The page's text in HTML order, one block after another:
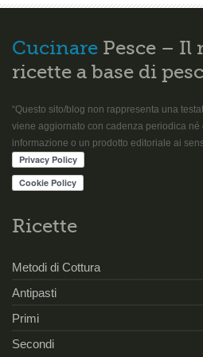
Cucinare Pesce –
ricette a base di
“Questo sito/blog non rappresenta una
viene aggiornato con cadenza periodica
informazione o un prodotto editoriale ai
Ricette
Metodi di Cottura
Antipasti
Primi
Secondi